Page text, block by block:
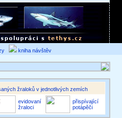
kniha návštěv
žraloků v jednotlivých zemích
evidovaní
žraloci
přispívající
potápěči